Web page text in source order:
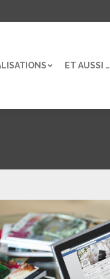
ET AUSSI …